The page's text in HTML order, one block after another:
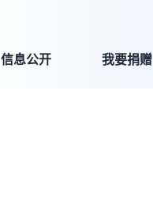
信息公开 我要捐赠